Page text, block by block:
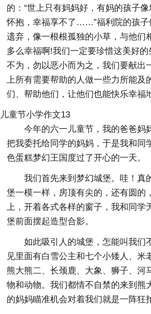
的：“世上只有妈妈好，有妈的孩子
怀抱，幸福享不了……”福利院的孩子
遗弃，像一根根孤独的小草，与他们
多么幸福啊!我们一定要珍惜这美好
不为，勿以恶小而为之，我们要献出
上所有需要帮助的人做一些力所能及
们、帮助他们，让他们也能快乐幸福
儿童节小学作文13
今年的六一儿童节，我的爸爸妈
把我委托给同学的妈妈，于是我和同
色蛋糕梦幻王国度过了开心的一天。
我们首先来到梦幻城堡。哇！真
堡一模一样，房顶有尖的，还有圆的
上，开着各式各样的窗子，我和同学
堡前面摆起造型合影。
如此吸引人的城堡，怎能叫我们
见里面有白雪公主和七个小矮人、米
熊大熊二、长颈鹿、大象、狮子、河
物和动物。我们都情不自禁的来到熊
的妈妈瞄准机会对着我们就是一阵狂